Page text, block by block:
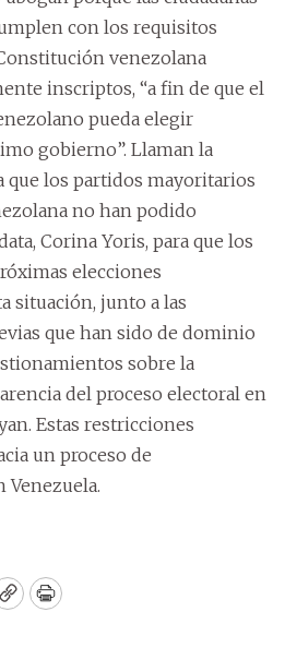
con los requisitos
venezolana
inscriptos, “a fin de que el
pueda elegir
gobierno”. Llaman la
que los partidos mayoritarios
no han podido
Corina Yoris, para que los
elecciones
situación, junto a las
que han sido de dominio
sobre la
del proceso electoral en
Estas restricciones
un proceso de
Venezuela.
CopyPrint